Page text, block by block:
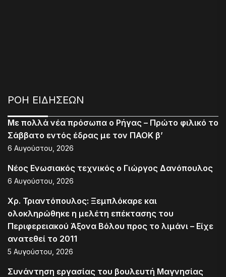
ΡΟΗ ΕΙΔΗΣΕΩΝ
Με πολλά νέα πρόσωπα ο Ρήγας – Πρώτο φιλικό το
Σάββατο εντός έδρας με τον ΠΑΟΚ β’
6 Αυγούστου, 2026
Νέος Ενωσιακός τεχνικός ο Γιώργος Δανόπουλος
6 Αυγούστου, 2026
Χρ. Τριαντόπουλος: Ξεμπλόκαρε και
ολοκληρώθηκε η μελέτη επέκτασης του
Περιφερειακού Άξονα Βόλου προς το λιμάνι – Είχε
ανατεθεί το 2011
5 Αυγούστου, 2026
Συνάντηση εργασίας του βουλευτή Μαγνησίας